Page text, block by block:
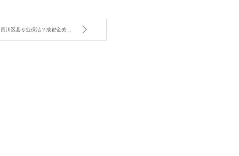
为何选择四川区县专业保洁？成都金美家政为您解答！